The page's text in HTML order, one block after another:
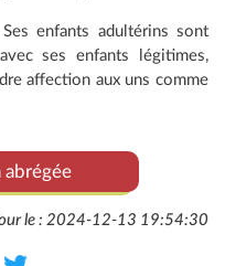
enfants adultérins sont
ses enfants légitimes,
affection aux uns comme
abrégée
le : 2024-12-13 19:54:30